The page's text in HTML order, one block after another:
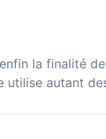
la finalité
autant